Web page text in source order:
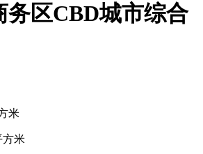
务区CBD城市综合
米
方米